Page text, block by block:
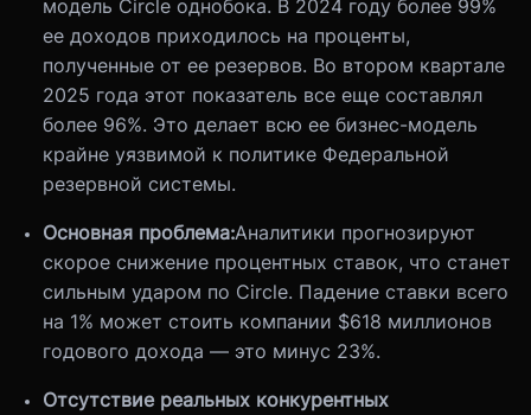
модель Circle однобока. В 2024 году более 99%
ее доходов приходилось на проценты,
полученные от ее резервов. Во втором квартале
2025 года этот показатель все еще составлял
более 96%. Это делает всю ее бизнес-модель
крайне уязвимой к политике Федеральной
резервной системы.
Основная проблема:Аналитики прогнозируют
скорое снижение процентных ставок, что станет
сильным ударом по Circle. Падение ставки всего
на 1% может стоить компании $618 миллионов
годового дохода — это минус 23%.
Отсутствие реальных конкурентных